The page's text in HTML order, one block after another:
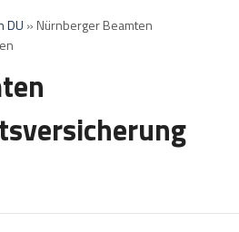
DU » Nürnberger Beamten